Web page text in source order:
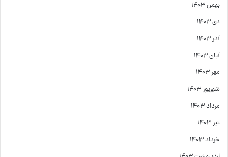
بهمن ۱۴۰۳
دی ۱۴۰۳
آذر ۱۴۰۳
آبان ۱۴۰۳
مهر ۱۴۰۳
شهریور ۱۴۰۳
مرداد ۱۴۰۳
تیر ۱۴۰۳
خرداد ۱۴۰۳